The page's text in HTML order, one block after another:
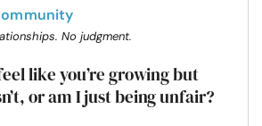
No judgment.
like you’re growing but
or am I just being unfair?